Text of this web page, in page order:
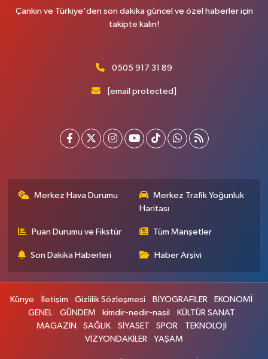
Çankırı ve Türkiye'den son dakika güncel ve özel haberler için
takipte kalın!
0505 917 31 89
[email protected]
Merkez Hava Durumu
Merkez Trafik Yoğunluk
Haritası
Puan Durumu ve Fikstür Tüm Manşetler
Son Dakika Haberleri Haber Arşivi
Künye İletişim Gizlilik Sözleşmesi BİYOGRAFİLER
EKONOMİ
GENEL
GÜNDEM kimdir-nedir-nasil
KÜLTÜR SANAT
MAGAZİN
SAĞLIK SİYASET SPOR
TEKNOLOJİ
VİZYONDAKİLER
YAŞAM